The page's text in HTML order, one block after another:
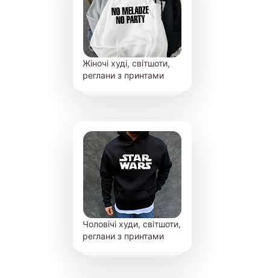
Жіночі худі, світшоти,
реглани з принтами
Чоловічі худи, світшоти,
реглани з принтами